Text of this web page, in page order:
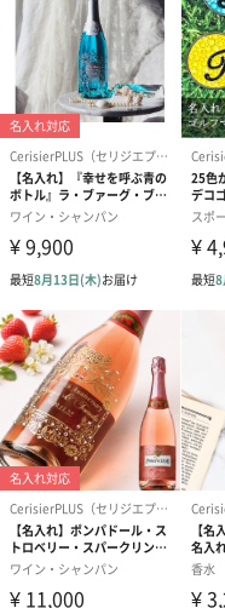
砂でボトルに彫刻を施し
感があります。ひとつひ
ボトルは、褪せることの
セリジエプラスでは一つ
彫刻します。彫刻したあ
級感のあるボトルが完成
厚感が際立ちます。もち
が、インテリアとして飾る
退職のお祝いや父の日、
ばれる特別な記念日専用の
彫刻デザインについて
伝えたいメッセージ、彫
を、全体のバランスを見